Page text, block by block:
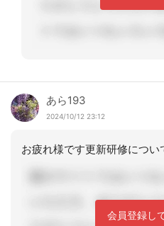
あら193
2024/10/12 23:12
会員登録し